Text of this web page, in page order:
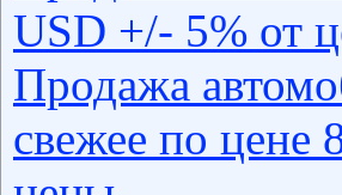
USD +/- 5% от
Продажа
свежее по цене